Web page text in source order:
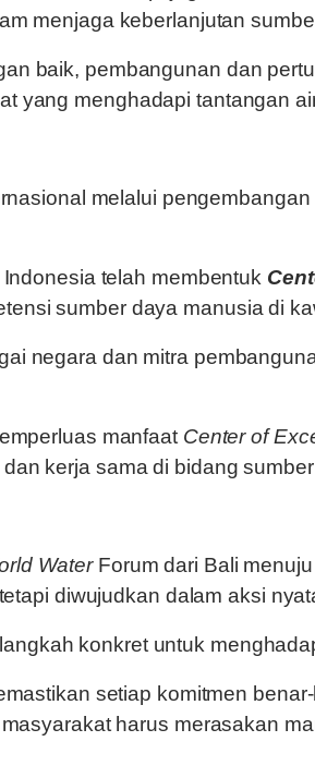
menjaga keberlanjutan
baik, pembangunan dan
yang menghadapi tantangan
melalui
telah membentuk
sumber daya manusia di
negara dan mitra
manfaat Center of
kerja sama di bidang sumber
WaterForum dari Bali
diwujudkan dalam aksi
konkret untuk
setiap komitmen
harus merasakan